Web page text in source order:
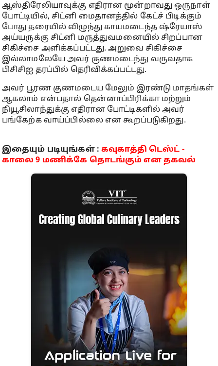
ஆஸ்திரேலியாவுக்கு எதிரான மூன்றாவது ஒருநாள்
போட்டியில், சிட்னி மைதானத்தில் கேட்ச் பிடிக்கும்
போது தரையில் விழுந்து காயமடைந்த ஷ்ரேயாஸ்
அய்யருக்கு சிட்னி மருத்துவமனையில் சிறப்பான
சிகிச்சை அளிக்கப்பட்டது. அறுவை சிகிச்சை
இல்லாமலேயே அவர் குணமடைந்து வருவதாக
பிசிசிஐ தரப்பில் தெரிவிக்கப்பட்டது.
அவர் பூரண குணமடைய மேலும் இரண்டு மாதங்கள்
ஆகலாம் என்பதால் தென்னாப்பிரிக்கா மற்றும்
நியூசிலாந்துக்கு எதிரான போட்டிகளில் அவர்
பங்கேற்க வாய்ப்பில்லை என கூறப்படுகிறது.
இதையும் படியுங்கள் : கவுகாத்தி டெஸ்ட் -
காலை 9 மணிக்கே தொடங்கும் என தகவல்